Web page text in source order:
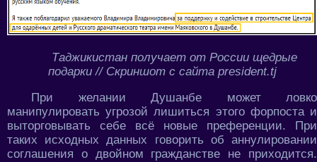
Таджикистан получает от России щедрые
подарки // Скриншот с сайта president.tj
При желании Душанбе может ловко
манипулировать угрозой лишиться этого форпоста и
выторговывать себе всё новые преференции. При
таких исходных данных говорить об аннулировании
соглашения о двойном гражданстве не приходится.